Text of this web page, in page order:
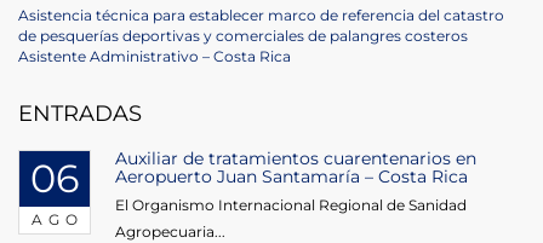
Navegación
de
entradas
Previous
Post
Asistencia técnica para establecer marco de referencia del catastro
de pesquerías deportivas y comerciales de palangres costeros
Next
Asistente Administrativo – Costa Rica
ENTRADAS
06
AGO
Auxiliar de tratamientos cuarentenarios en
Aeropuerto Juan Santamaría – Costa Rica
El Organismo Internacional Regional de Sanidad
Agropecuaria...